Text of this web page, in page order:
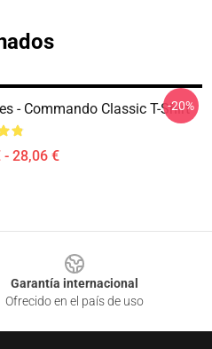
- Commando Classic T-Shirt
- 28,06 €
-20%
Garantía internacional
Ofrecido en el país de uso